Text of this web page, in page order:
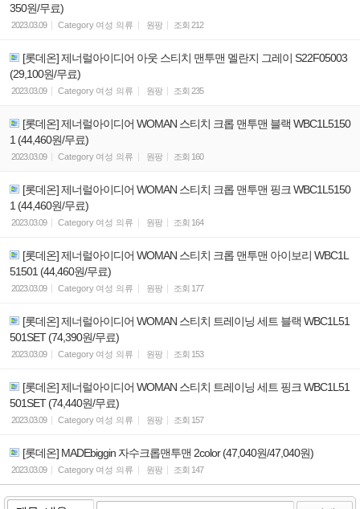
350원/무료)
2023.03.09 Category 여성 의류 원팡 조회 212
[롯데온] 제너럴아이디어 아웃 스티치 맨투맨 멜란지 그레이 S22F05003
(29,100원/무료)
2023.03.09 Category 여성 의류 원팡 조회 235
[롯데온] 제너럴아이디어 WOMAN 스티치 크롭 맨투맨 블랙 WBC1L5150
1 (44,460원/무료)
2023.03.09 Category 여성 의류 원팡 조회 160
[롯데온] 제너럴아이디어 WOMAN 스티치 크롭 맨투맨 핑크 WBC1L5150
1 (44,460원/무료)
2023.03.09 Category 여성 의류 원팡 조회 164
[롯데온] 제너럴아이디어 WOMAN 스티치 크롭 맨투맨 아이보리 WBC1L
51501 (44,460원/무료)
2023.03.09 Category 여성 의류 원팡 조회 177
[롯데온] 제너럴아이디어 WOMAN 스티치 트레이닝 세트 블랙 WBC1L51
501SET (74,390원/무료)
2023.03.09 Category 여성 의류 원팡 조회 153
[롯데온] 제너럴아이디어 WOMAN 스티치 트레이닝 세트 핑크 WBC1L51
501SET (74,440원/무료)
2023.03.09 Category 여성 의류 원팡 조회 157
[롯데온] MADEbiggin 자수크롭맨투맨 2color (47,040원/47,040원)
2023.03.09 Category 여성 의류 원팡 조회 147